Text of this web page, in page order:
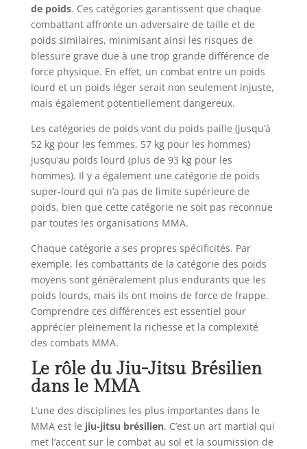
de poids. Ces catégories garantissent que chaque
combattant affronte un adversaire de taille et de
poids similaires, minimisant ainsi les risques de
blessure grave due à une trop grande différence de
force physique. En effet, un combat entre un poids
lourd et un poids léger serait non seulement injuste,
mais également potentiellement dangereux.
Les catégories de poids vont du poids paille (jusqu’à
52 kg pour les femmes, 57 kg pour les hommes)
jusqu’au poids lourd (plus de 93 kg pour les
hommes). Il y a également une catégorie de poids
super-lourd qui n’a pas de limite supérieure de
poids, bien que cette catégorie ne soit pas reconnue
par toutes les organisations MMA.
Chaque catégorie a ses propres spécificités. Par
exemple, les combattants de la catégorie des poids
moyens sont généralement plus endurants que les
poids lourds, mais ils ont moins de force de frappe.
Comprendre ces différences est essentiel pour
apprécier pleinement la richesse et la complexité
des combats MMA.
Le rôle du Jiu-Jitsu Brésilien
dans le MMA
L’une des disciplines les plus importantes dans le
MMA est le jiu-jitsu brésilien. C’est un art martial qui
met l’accent sur le combat au sol et la soumission de